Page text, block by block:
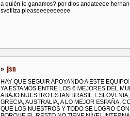
a quién le ganamos? por dios andateeee
svetliza pleaseeeeeeeeee
» jsn
HAY QUE SEGUIR APOYANDO A ESTE
YA ESTAMOS ENTRE LOS 6 MEJORES DEL
ABAJO NUESTRO ESTAN BRASIL,
GRECIA, AUSTRALIA, A LO MEJOR ESPAÑA,
QUE LOS NUESTROS Y TODO SE LOGRO